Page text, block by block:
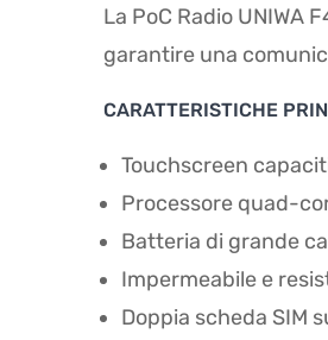
La PoC Radio
garantire una
CARATTERISTICHE
Touchscreen
Processore quad-
Batteria di grande
Impermeabile e
Doppia scheda SIM